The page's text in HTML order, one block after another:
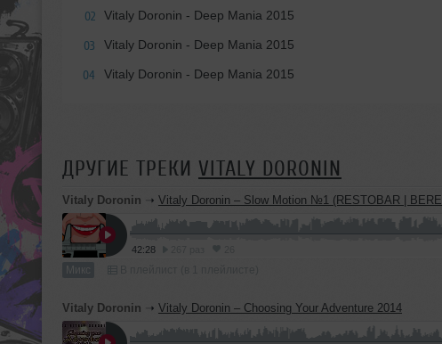
02 Vitaly Doronin - Deep Mania 2015
03 Vitaly Doronin - Deep Mania 2015
04 Vitaly Doronin - Deep Mania 2015
ДРУГИЕ ТРЕКИ VITALY DORONIN
Vitaly Doronin ➝ Vitaly Doronin – Slow Motion №1 (RESTOBAR | BEREZNIKI)
42:28
Микс
Vitaly Doronin ➝ Vitaly Doronin – Choosing Your Adventure 2014